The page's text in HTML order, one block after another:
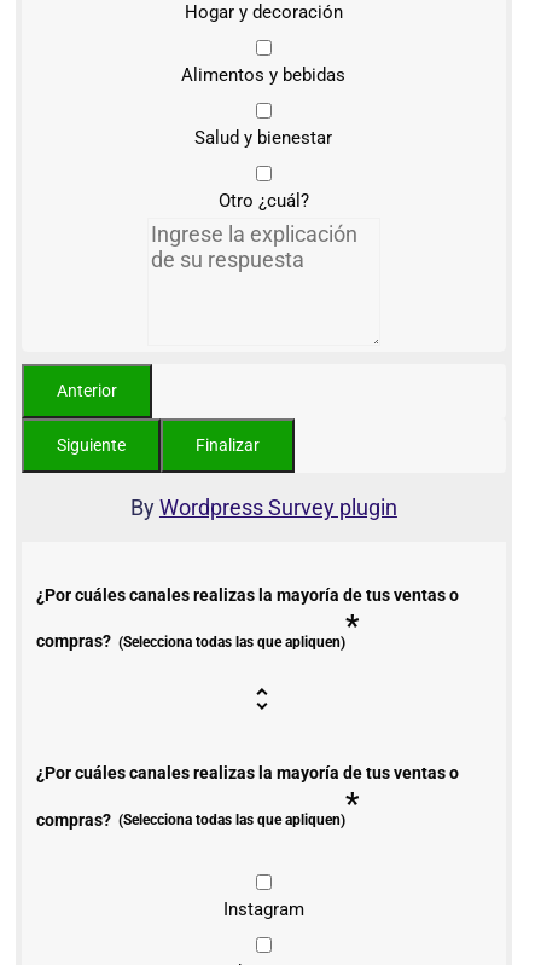
Hogar y decoración
Alimentos y bebidas
Salud y bienestar
Otro ¿cuál?
ByWordpress Survey plugin
¿Por cuáles canales realizas la mayoría de tus ventas o
compras? (Selecciona todas las que apliquen)*
¿Por cuáles canales realizas la mayoría de tus ventas o
compras? (Selecciona todas las que apliquen)*
Instagram